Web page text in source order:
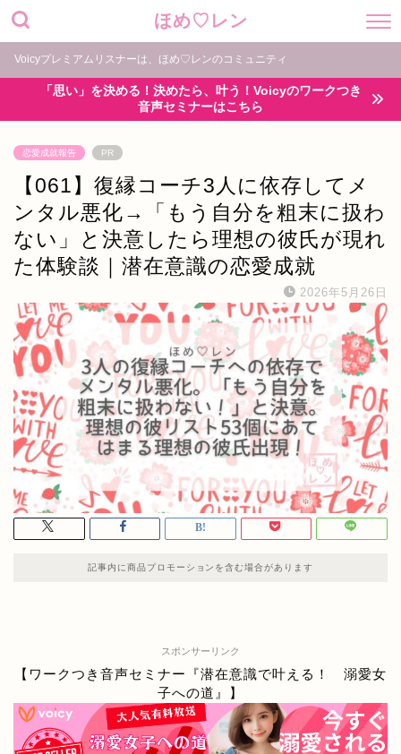
ほめ♡レン
Voicyプレミアムリスナーは、ほめ♡レンのコミュニティ
「思い」を決める！決めたら、叶う！Voicyのワークつき
音声セミナーはこちら
恋愛成就報告 PR
【061】復縁コーチ3人に依存してメ
ンタル悪化→「もう自分を粗末に扱わ
ない」と決意したら理想の彼氏が現れ
た体験談｜潜在意識の恋愛成就
2026年5月26日
記事内に商品プロモーションを含む場合があります
スポンサーリンク
【ワークつき音声セミナー『潜在意識で叶える！ 溺愛女
子への道』】